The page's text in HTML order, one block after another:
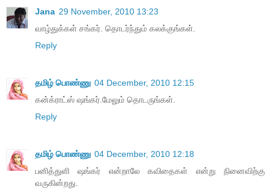
Jana 29 November, 2010 13:23
வாழ்துக்கள் சங்கர். தொடர்ந்தும் கலக்குங்கள்.
Reply
தமிழ் பொண்ணு 04 December, 2010 12:15
கன்க்ராட்ஸ் ஷங்கர்.மேலும் தொடருங்கள்.
Reply
தமிழ் பொண்ணு 04 December, 2010 12:18
பனித்துளி ஷங்கர் என்றாலே கவிதைகள் என்று நினைவிற்கு
வருகின்றது.